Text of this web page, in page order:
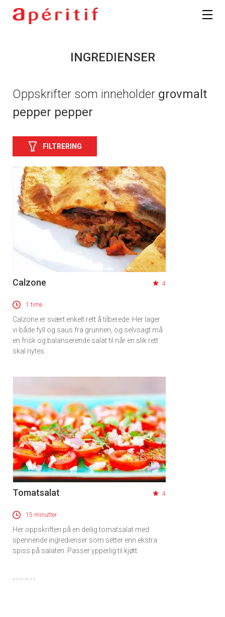
INGREDIENSER
Oppskrifter som inneholder grovmalt
pepper pepper
FILTRERING
Calzone 4
1 time
Calzone er svært enkelt rett å tilberede. Her lager
vi både fyll og saus fra grunnen, og selvsagt må
en frisk og balanserende salat til når en slik rett
skal nytes.
Tomatsalat 4
15 minutter
Her oppskriften på en deilig tomatsalat med
spennende ingredienser som setter enn ekstra
spiss på salaten. Passer ypperlig til kjøtt.